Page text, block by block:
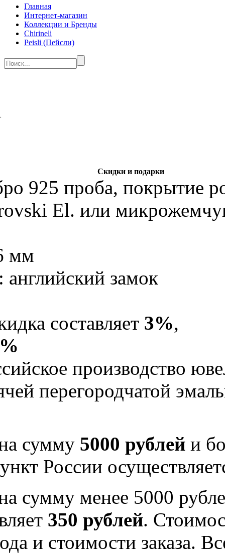
Главная
Интернет-магазин
Коллекции и Бренды
Chirineli
Peisli (Пейсли)
Скидки и подарки
925 проба, покрытие
El. или
мм
английский замок
составляет 3%,
производство
перегородчатой
сумму 5000 рублей и
России
сумму менее 5000
350 рублей.
и стоимости заказа.